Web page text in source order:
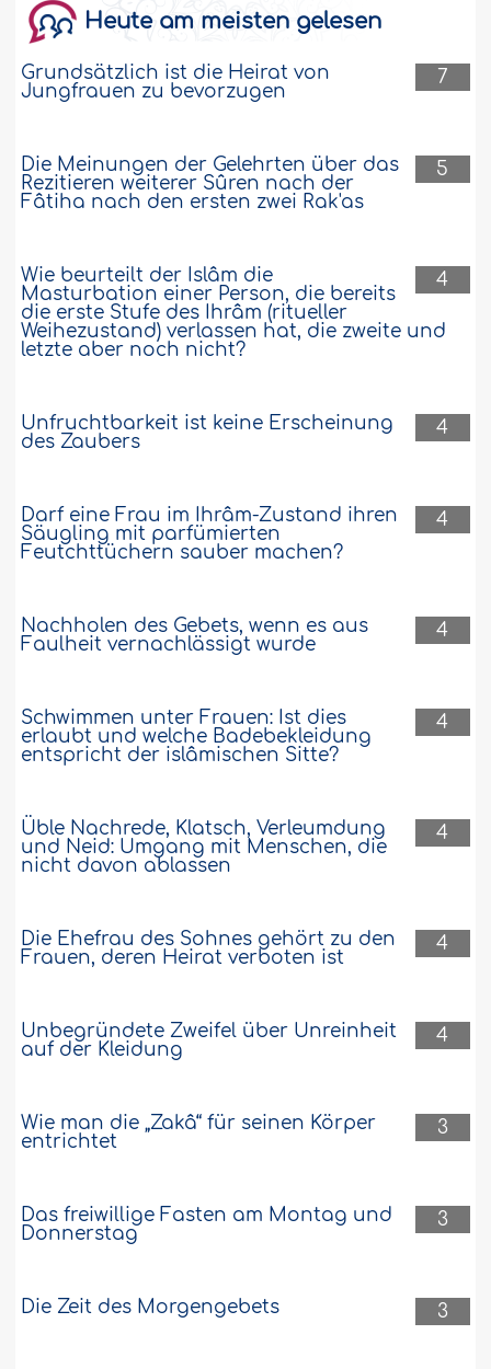
Heute am meisten gelesen
7
Grundsätzlich ist die Heirat von
Jungfrauen zu bevorzugen
5
Die Meinungen der Gelehrten über das
Rezitieren weiterer Sûren nach der
Fâtiha nach den ersten zwei Rak'as
4
Wie beurteilt der Islâm die
Masturbation einer Person, die bereits
die erste Stufe des Ihrâm (ritueller
Weihezustand) verlassen hat, die zweite und
letzte aber noch nicht?
4
Unfruchtbarkeit ist keine Erscheinung
des Zaubers
4
Darf eine Frau im Ihrâm-Zustand ihren
Säugling mit parfümierten
Feutchttüchern sauber machen?
4
Nachholen des Gebets, wenn es aus
Faulheit vernachlässigt wurde
4
Schwimmen unter Frauen: Ist dies
erlaubt und welche Badebekleidung
entspricht der islâmischen Sitte?
4
Üble Nachrede, Klatsch, Verleumdung
und Neid: Umgang mit Menschen, die
nicht davon ablassen
4
Die Ehefrau des Sohnes gehört zu den
Frauen, deren Heirat verboten ist
4
Unbegründete Zweifel über Unreinheit
auf der Kleidung
3
Wie man die „Zakâ“ für seinen Körper
entrichtet
3
Das freiwillige Fasten am Montag und
Donnerstag
3
Die Zeit des Morgengebets